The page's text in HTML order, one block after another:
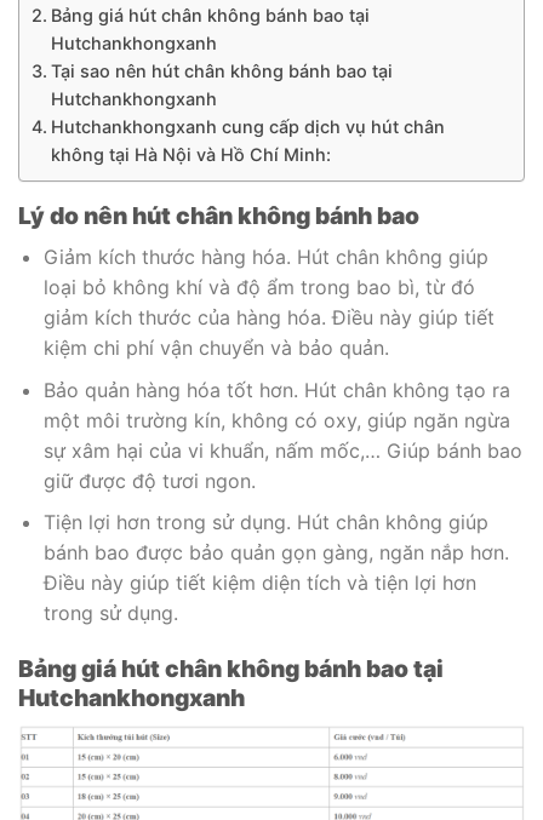
Bảng giá hút chân không bánh bao tại
Hutchankhongxanh
Tại sao nên hút chân không bánh bao tại
Hutchankhongxanh
Hutchankhongxanh cung cấp dịch vụ hút chân
không tại Hà Nội và Hồ Chí Minh:
Lý do nên hút chân không bánh bao
Giảm kích thước hàng hóa. Hút chân không giúp
loại bỏ không khí và độ ẩm trong bao bì, từ đó
giảm kích thước của hàng hóa. Điều này giúp tiết
kiệm chi phí vận chuyển và bảo quản.
Bảo quản hàng hóa tốt hơn. Hút chân không tạo ra
một môi trường kín, không có oxy, giúp ngăn ngừa
sự xâm hại của vi khuẩn, nấm mốc,… Giúp bánh bao
giữ được độ tươi ngon.
Tiện lợi hơn trong sử dụng. Hút chân không giúp
bánh bao được bảo quản gọn gàng, ngăn nắp hơn.
Điều này giúp tiết kiệm diện tích và tiện lợi hơn
trong sử dụng.
Bảng giá hút chân không bánh bao tại
Hutchankhongxanh